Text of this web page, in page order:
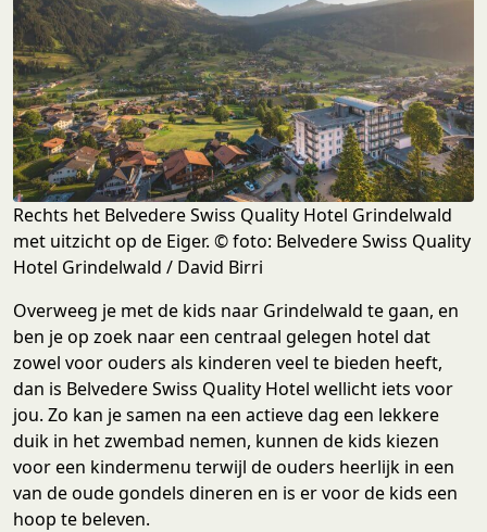
Rechts het Belvedere Swiss Quality Hotel Grindelwald
met uitzicht op de Eiger. © foto: Belvedere Swiss Quality
Hotel Grindelwald / David Birri
Overweeg je met de kids naar Grindelwald te gaan, en
ben je op zoek naar een centraal gelegen hotel dat
zowel voor ouders als kinderen veel te bieden heeft,
dan is Belvedere Swiss Quality Hotel wellicht iets voor
jou. Zo kan je samen na een actieve dag een lekkere
duik in het zwembad nemen, kunnen de kids kiezen
voor een kindermenu terwijl de ouders heerlijk in een
van de oude gondels dineren en is er voor de kids een
hoop te beleven.